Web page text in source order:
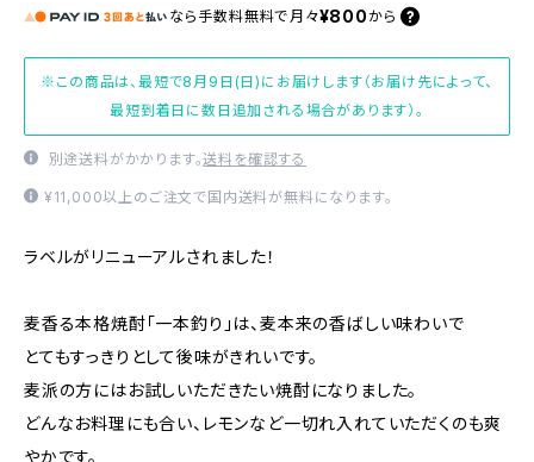
なら 手数料無料で 月々¥800 から
※この商品は、最短で8月9日(日)にお届けします（お届け先によって、
最短到着日に数日追加される場合があります）。
別途送料がかかります。送料を確認する
¥11,000以上のご注文で国内送料が無料になります。
ラベルがリニューアルされました！
麦香る本格焼酎「一本釣り」は、麦本来の香ばしい味わいで
とてもすっきりとして後味がきれいです。
麦派の方にはお試しいただきたい焼酎になりました。
どんなお料理にも合い、レモンなど一切れ入れていただくのも爽
やかです。